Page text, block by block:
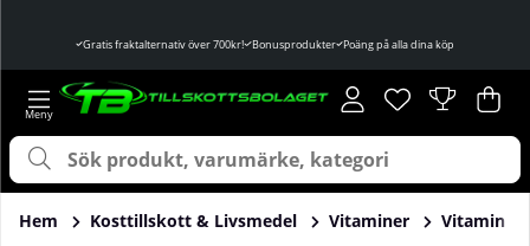
Gratis fraktalternativ över 700kr! Bonusprodukter Poäng på alla dina köp
Önskelista
Antal i
. .
Hem Kosttillskott & Livsmedel Vitaminer Vitamin